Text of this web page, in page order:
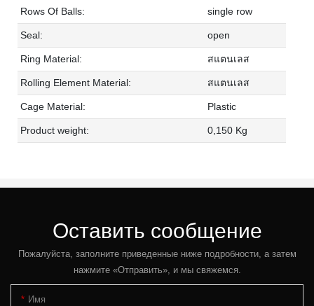
Rows Of Balls: single row
Seal: open
Ring Material: สแตนเลส
Rolling Element Material: สแตนเลส
Cage Material: Plastic
Product weight: 0,150 Kg
Оставить сообщение
Пожалуйста, заполните приведенные ниже подробности, а затем
нажмите «Отправить», и мы свяжемся.
Имя